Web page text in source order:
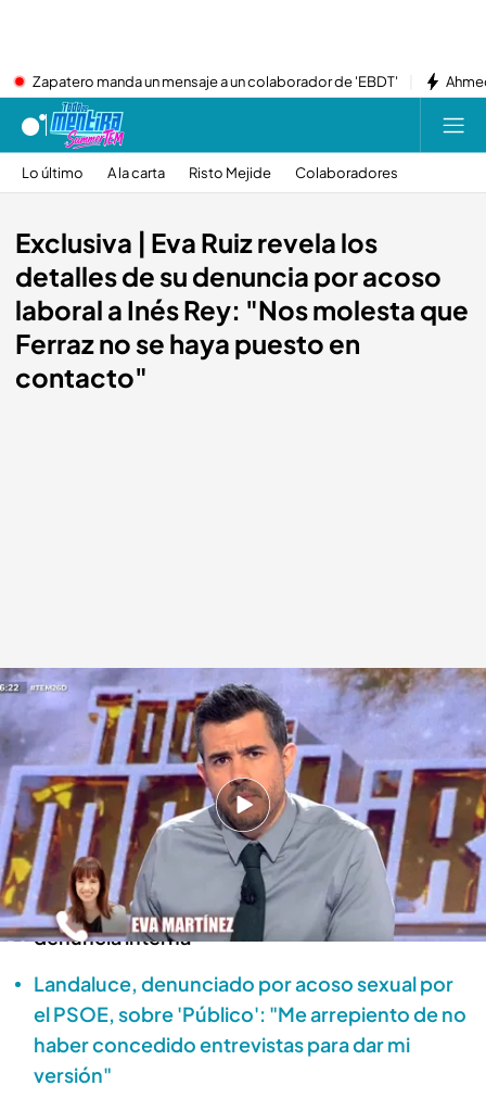
Zapatero manda un mensaje a un colaborador de 'EBDT'
Lo último A la carta Risto Mejide Colaboradores
Exclusiva | Eva Ruiz revela los
detalles de su denuncia por acoso
laboral a Inés Rey: "Nos molesta que
Ferraz no se haya puesto en
contacto"
Una de las denunciantes de Inés Rey entra por llamada telefónica.'Todo es
Alba de la Orden
Madrid, 26 DIC 2025 - 19:08h.
Eva Ruiz explica el contexto en el que se
produjeron los audios emitidos en 'TEM' y
denuncia que el PSOE no hiciera nada tras su
denuncia interna
Landaluce, denunciado por acoso sexual por
el PSOE, sobre 'Público': "Me arrepiento de no
haber concedido entrevistas para dar mi
versión"